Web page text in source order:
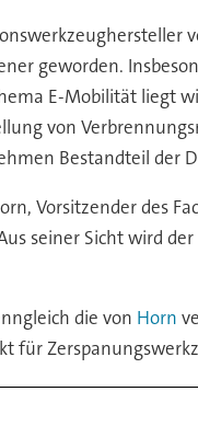
geworden.
E-Mobilität liegt
von
Bestandteil der
Vorsitzender des
seiner Sicht wird
die von Horn
für